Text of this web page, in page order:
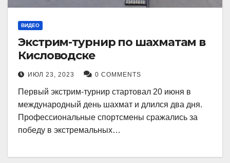
ВИДЕО
Экстрим-турнир по шахматам в
Кисловодске
ИЮЛ 23, 2023 0 COMMENTS
Первый экстрим-турнир стартовал 20 июня в
международный день шахмат и длился два дня.
Профессиональные спортсмены сражались за
победу в экстремальных…